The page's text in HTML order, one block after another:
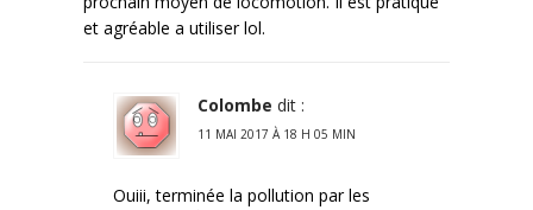
et agréable a utiliser lol.
Colombe dit :
11 MAI 2017 À 18 H 05 MIN
Ouiii, terminée la pollution par les